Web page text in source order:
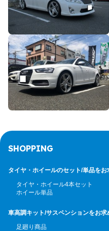
SHOPPING
タイヤ・ホイールのセット/単品をお
タイヤ・ホイール4本セット
ホイール単品
車高調キット/サスペンションをお求
足廻り商品